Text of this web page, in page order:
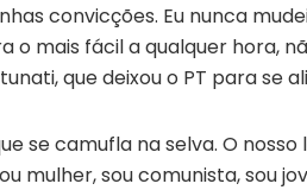
convicções. Eu nunca
o mais fácil a qualquer hora,
que deixou o PT para se
se camufla na selva. O
mulher, sou comunista, sou